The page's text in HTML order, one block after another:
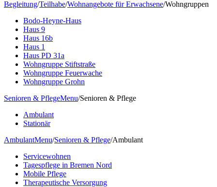
Begleitung/Teilhabe/Wohnangebote für Erwachsene/Wohngruppen
Bodo-Heyne-Haus
Haus 9
Haus 16b
Haus 1
Haus PD 31a
Wohngruppe Stiftstraße
Wohngruppe Feuerwache
Wohngruppe Grohn
Senioren & PflegeMenu/Senioren & Pflege
Ambulant
Stationär
AmbulantMenu/Senioren & Pflege/Ambulant
Servicewohnen
Tagespflege in Bremen Nord
Mobile Pflege
Therapeutische Versorgung